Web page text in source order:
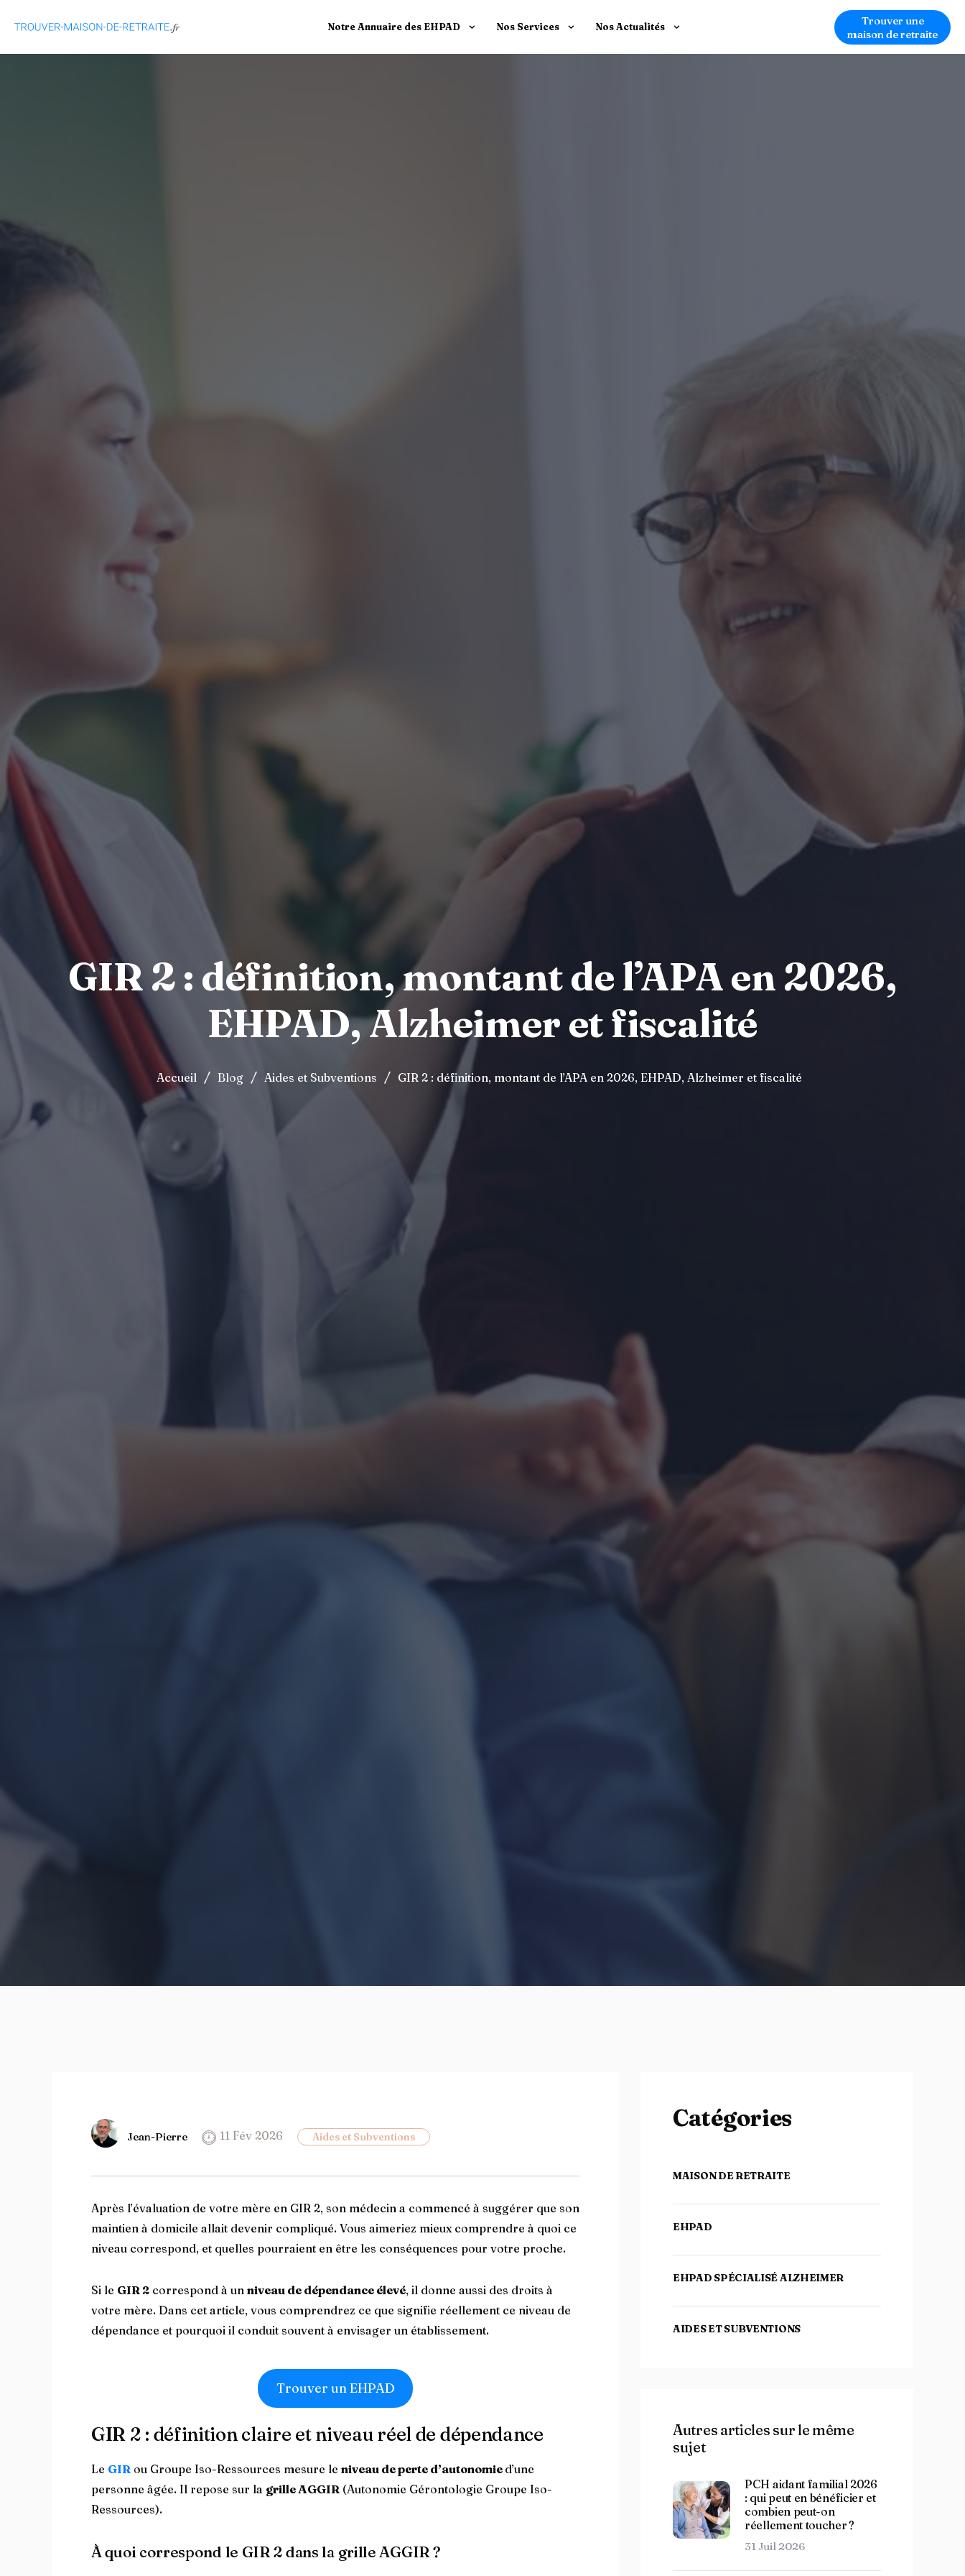
Notre Annuaire des EHPAD Nos Services Nos Actualités
Trouver une
maison de retraite
GIR 2 : définition, montant de l’APA en 2026,
EHPAD, Alzheimer et fiscalité
Accueil / Blog / Aides et Subventions / GIR 2 : définition, montant de l’APA en 2026, EHPAD, Alzheimer et fiscalité
Jean-Pierre 11 Fév 2026 Aides et Subventions
Après l’évaluation de votre mère en GIR 2, son médecin a commencé à suggérer que son
maintien à domicile allait devenir compliqué. Vous aimeriez mieux comprendre à quoi ce
niveau correspond, et quelles pourraient en être les conséquences pour votre proche.
Si le GIR 2 correspond à un niveau de dépendance élevé, il donne aussi des droits à
votre mère. Dans cet article, vous comprendrez ce que signifie réellement ce niveau de
dépendance et pourquoi il conduit souvent à envisager un établissement.
Trouver un EHPAD
GIR 2 : définition claire et niveau réel de dépendance
Le GIR ou Groupe Iso-Ressources mesure le niveau de perte d’autonomie d’une
personne âgée. Il repose sur la grille AGGIR (Autonomie Gérontologie Groupe Iso-
Ressources).
À quoi correspond le GIR 2 dans la grille AGGIR ?
Catégories
MAISON DE RETRAITE
EHPAD
EHPAD SPÉCIALISÉ ALZHEIMER
AIDES ET SUBVENTIONS
Autres articles sur le même
sujet
PCH aidant familial 2026
: qui peut en bénéficier et
combien peut-on
réellement toucher ?
31 Juil 2026